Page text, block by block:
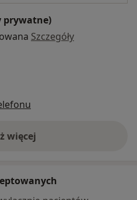
prywatne)
Szczegóły
więcej
o adresie